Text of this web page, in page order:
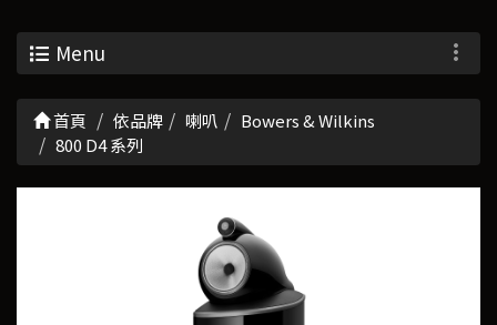
Menu
首頁 依品牌 喇叭
Bowers & Wilkins
800 D4 系列